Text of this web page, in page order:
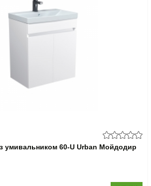
умивальником 60-U Urban Мойдодир